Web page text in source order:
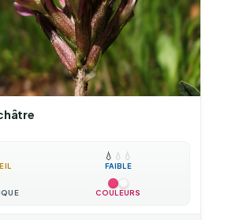
💧 💧 💧
FAIBLE
COULEURS